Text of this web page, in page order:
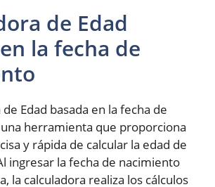
de Edad
la fecha de
Edad basada en la fecha de
herramienta que proporciona
y rápida de calcular la edad de
ingresar la fecha de nacimiento
la calculadora realiza los cálculos